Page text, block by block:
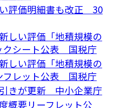
評価明細書も改正 30
しい評価「地積規模の
クシート公表 国税庁
しい評価「地積規模の
フレット公表 国税庁
きが更新 中小企業庁
概要リーフレット公